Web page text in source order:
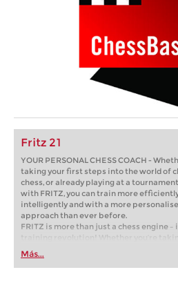
Fritz 21
YOUR PERSONAL CHESS COACH -
taking your first steps into the world of
chess, or already playing at a
with FRITZ, you can train more
intelligently and with a more
approach than ever before.
FRITZ is more than just a chess engine –
training revolution! Whether you’re
first steps into the world of club chess, or
playing at a tournament level: with FRITZ,
train more efficiently, intelligently and
Más...